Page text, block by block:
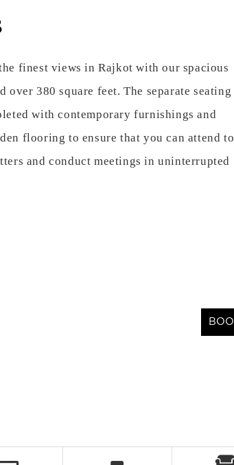
finest views in Rajkot with our spacious
over 380 square feet. The separate seating
with contemporary furnishings and
flooring to ensure that you can attend to
and conduct meetings in uninterrupted